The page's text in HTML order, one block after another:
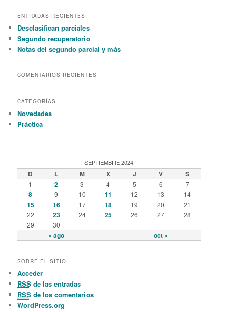
r
h
ENTRADAS RECIENTES
Desclasifican parciales
Segundo recuperatorio
Notas del segundo parcial y más
COMENTARIOS RECIENTES
CATEGORÍAS
Novedades
Práctica
SEPTIEMBRE 2024
D L M X J V S
« ago oct »
1 2 3 4 5 6 7
8 9 10 11 12 13 14
15 16 17 18 19 20
21
22
23 24 25 26 27
28
29
30
SOBRE EL SITIO
Acceder
RSS de las entradas
RSS de los comentarios
WordPress.org